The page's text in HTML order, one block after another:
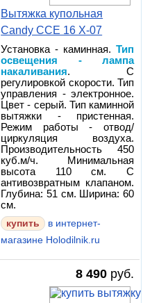
Вытяжка купольная
Candy CCE 16 X-07
Установка - каминная.Тип
освещения - лампа
накаливания. С
регулировкой скорости. Тип
управления - электронное.
Цвет - серый. Тип каминной
вытяжки - пристенная.
Режим работы - отвод/
циркуляция воздуха.
Производительность 450
куб.м/ч. Минимальная
высота 110 см. С
антивозвратным клапаном.
Глубина: 51 см. Ширина: 60
см.
купить
в интернет-
магазине Holodilnik.ru
8 490 руб.